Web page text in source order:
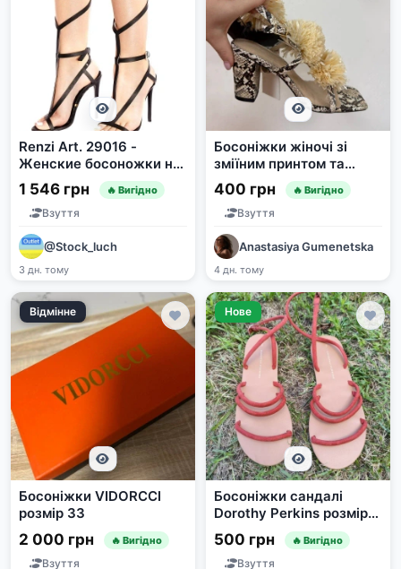
Renzi Art. 29016 -
Женские босоножки на
высоком каблуке
1 546 грн 🔥 Вигідно
Взуття
@Stock_luch
3 дн. тому
Босоніжки жіночі зі
зміїним принтом та
декором
400 грн 🔥 Вигідно
Взуття
Anastasiya Gumenetska
4 дн. тому
Відмінне
Босоніжки VIDORCCI
розмір 33
2 000 грн 🔥 Вигідно
Взуття
Нове
Босоніжки сандалі
Dorothy Perkins розмір
38
500 грн 🔥 Вигідно
Взуття